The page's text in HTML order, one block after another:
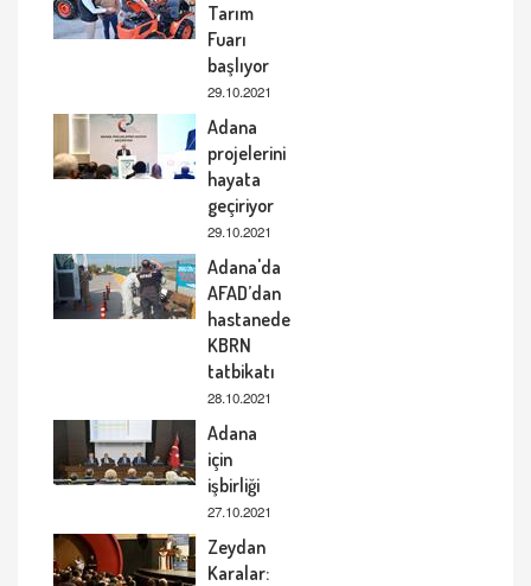
Tarım
Fuarı
başlıyor
29.10.2021
Adana
projelerini
hayata
geçiriyor
29.10.2021
Adana'da
AFAD’dan
hastanede
KBRN
tatbikatı
28.10.2021
Adana
için
işbirliği
27.10.2021
Zeydan
Karalar: